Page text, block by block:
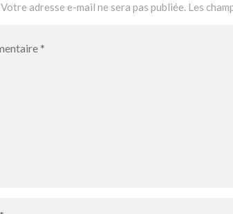
Votre adresse e-mail ne sera pas publiée. Les